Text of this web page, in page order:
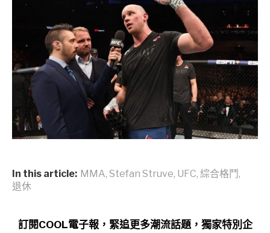
In this article: MMA, Stefan Struve, UFC, 綜合格鬥,
退休
訂閱COOL電子報，緊追更多潮流話題，獨家特別企